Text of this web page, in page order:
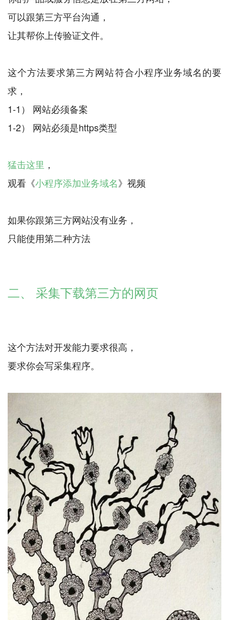
可以跟第三方平台沟通，
让其帮你上传验证文件。
这个方法要求第三方网站符合小程序业务域名的要
求，
1-1） 网站必须备案
1-2） 网站必须是https类型
猛击这里 ，
观看《小程序添加业务域名》视频
如果你跟第三方网站没有业务，
只能使用第二种方法
二、 采集下载第三方的网页
这个方法对开发能力要求很高，
要求你会写采集程序。